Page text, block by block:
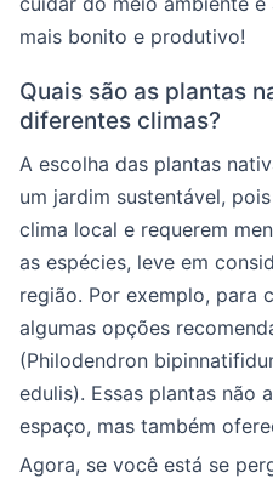
mais bonito e produtivo!
Quais são as plantas
diferentes climas?
A escolha das plantas
um jardim sustentável,
clima local e requerem
as espécies, leve em
região. Por exemplo, para
algumas opções
(Philodendron
edulis). Essas plantas não
espaço, mas também
Agora, se você está se